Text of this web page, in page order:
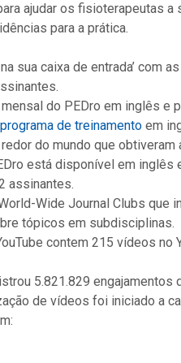
ajudar os fisioterapeutas
para a prática.
sua caixa de entrada’ com
do PEDro em inglês e
programa de treinamento em
do mundo que obtiveram
está disponível em inglês
assinantes.
Wide Journal Clubs
tópicos em subdisciplinas.
contem 215 vídeos
5.821.829
de vídeos foi iniciado a